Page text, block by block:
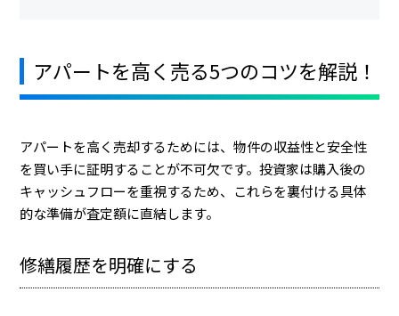
アパートを高く売る5つのコツを解説！
アパートを高く売却するためには、物件の収益性と安全性
を買い手に証明することが不可欠です。投資家は購入後の
キャッシュフローを重視するため、これらを裏付ける具体
的な準備が査定額に直結します。
修繕履歴を明確にする